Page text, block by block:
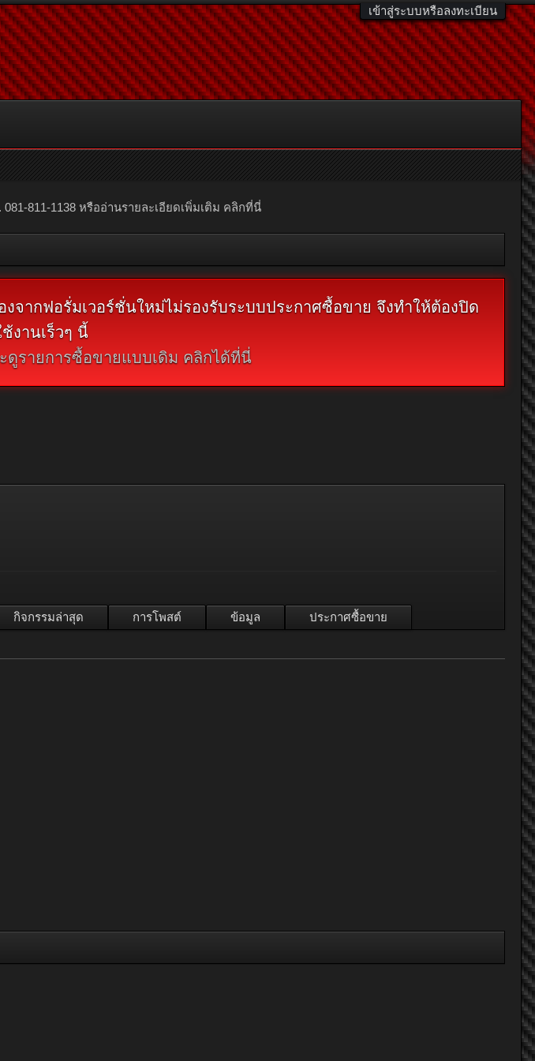
เข้าสู่ระบบหรือลงทะเบียน
081-811-1138 หรืออ่านรายละเอียดเพิ่มเติม คลิกที่นี่
จากฟอรั่มเวอร์ชั่นใหม่ไม่รองรับระบบประกาศซื้อขาย จึงทำให้ต้องปิด
ช้งานเร็วๆ นี้
รายการซื้อขายแบบเดิม คลิกได้ที่นี่
กิจกรรมล่าสุด การโพสต์ ข้อมูล ประกาศซื้อขาย